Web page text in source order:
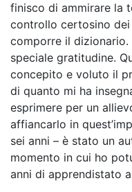
finisco di ammirare la
controllo certosino
comporre il
speciale gratitudine.
concepito e voluto il
di quanto mi ha
esprimere per un
affiancarlo in
sei anni – è stato un
momento in cui ho
anni di apprendistato